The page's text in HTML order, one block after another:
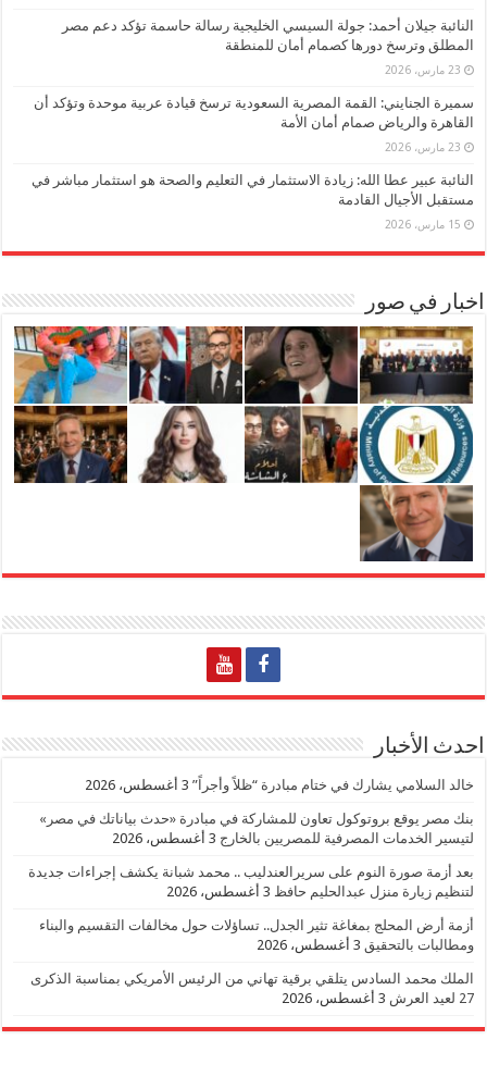
النائبة جيلان أحمد: جولة السيسي الخليجية رسالة حاسمة تؤكد دعم مصر
المطلق وترسخ دورها كصمام أمان للمنطقة
23 مارس، 2026
سميرة الجنايني: القمة المصرية السعودية ترسخ قيادة عربية موحدة وتؤكد أن
القاهرة والرياض صمام أمان الأمة
23 مارس، 2026
النائبة عبير عطا الله: زيادة الاستثمار في التعليم والصحة هو استثمار مباشر في
مستقبل الأجيال القادمة
15 مارس، 2026
اخبار في صور
احدث الأخبار
خالد السلامي يشارك في ختام مبادرة “ظلاً وأجراً” 3 أغسطس، 2026
بنك مصر يوقع بروتوكول تعاون للمشاركة في مبادرة «حدث بياناتك في مصر»
لتيسير الخدمات المصرفية للمصريين بالخارج 3 أغسطس، 2026
بعد أزمة صورة النوم على سريرالعندليب .. محمد شبانة يكشف إجراءات جديدة
لتنظيم زيارة منزل عبدالحليم حافظ 3 أغسطس، 2026
أزمة أرض المحلج بمغاغة تثير الجدل.. تساؤلات حول مخالفات التقسيم والبناء
ومطالبات بالتحقيق 3 أغسطس، 2026
الملك محمد السادس يتلقي برقية تهاني من الرئيس الأمريكي بمناسبة الذكرى
27 لعيد العرش
3 أغسطس، 2026